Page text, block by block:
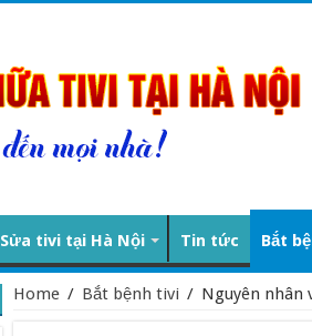
Sửa tivi tại Hà Nội Tin tức Bắt
Home / Bắt bệnh tivi / Nguyên nhân